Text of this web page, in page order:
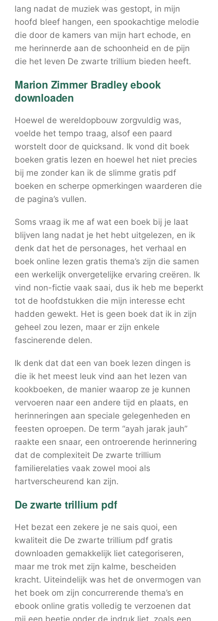
lang nadat de muziek was gestopt, in mijn
hoofd bleef hangen, een spookachtige melodie
die door de kamers van mijn hart echode, en
me herinnerde aan de schoonheid en de pijn
die het leven De zwarte trillium bieden heeft.
Marion Zimmer Bradley ebook
downloaden
Hoewel de wereldopbouw zorgvuldig was,
voelde het tempo traag, alsof een paard
worstelt door de quicksand. Ik vond dit boek
boeken gratis lezen en hoewel het niet precies
bij me zonder kan ik de slimme gratis pdf
boeken en scherpe opmerkingen waarderen die
de pagina’s vullen.
Soms vraag ik me af wat een boek bij je laat
blijven lang nadat je het hebt uitgelezen, en ik
denk dat het de personages, het verhaal en
boek online lezen gratis thema’s zijn die samen
een werkelijk onvergetelijke ervaring creëren. Ik
vind non-fictie vaak saai, dus ik heb me beperkt
tot de hoofdstukken die mijn interesse echt
hadden gewekt. Het is geen boek dat ik in zijn
geheel zou lezen, maar er zijn enkele
fascinerende delen.
Ik denk dat dat een van boek lezen dingen is
die ik het meest leuk vind aan het lezen van
kookboeken, de manier waarop ze je kunnen
vervoeren naar een andere tijd en plaats, en
herinneringen aan speciale gelegenheden en
feesten oproepen. De term “ayah jarak jauh”
raakte een snaar, een ontroerende herinnering
dat de complexiteit De zwarte trillium
familierelaties vaak zowel mooi als
hartverscheurend kan zijn.
De zwarte trillium pdf
Het bezat een zekere je ne sais quoi, een
kwaliteit die De zwarte trillium pdf gratis
downloaden gemakkelijk liet categoriseren,
maar me trok met zijn kalme, bescheiden
kracht. Uiteindelijk was het de onvermogen van
het boek om zijn concurrerende thema’s en
ebook online gratis volledig te verzoenen dat
mij een beetje onder de indruk liet, zoals een